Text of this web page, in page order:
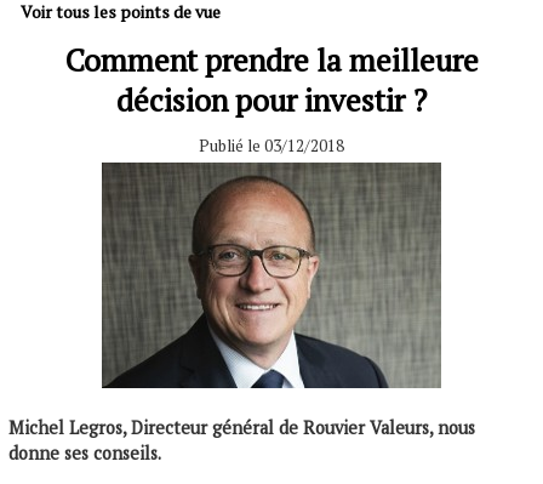
Voir tous les points de vue
Comment prendre la meilleure
décision pour investir ?
Publié le 03/12/2018
Michel Legros, Directeur général de Rouvier Valeurs, nous
donne ses conseils.